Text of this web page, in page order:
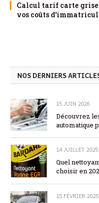
Calcul tarif carte
vos coûts
NOS DERNIERS
15 JUIN 2026
Découvrez
automatique
14 JUILLET 2025
Quel
choisir en
15 FÉVRIER 2025